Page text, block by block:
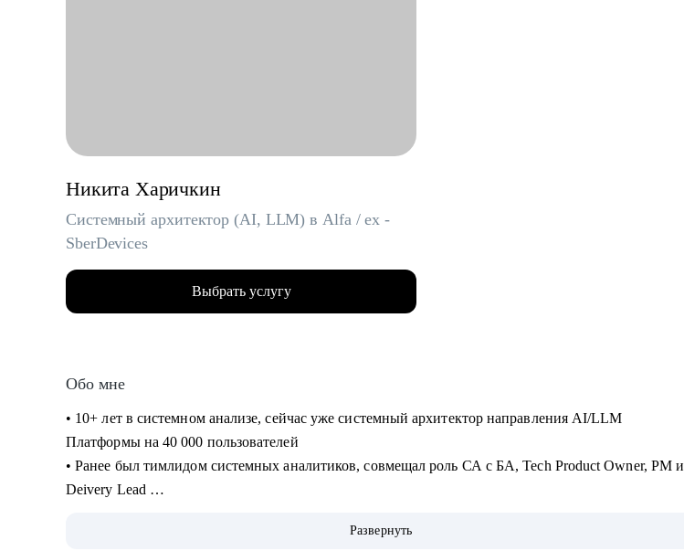
Никита Харичкин
Системный архитектор (AI, LLM) в Alfa / ex -
SberDevices
Выбрать услугу
Обо мне
• 10+ лет в системном анализе, сейчас уже системный архитектор направления AI/LLM
Платформы на 40 000 пользователей
• Ранее был тимлидом системных аналитиков, совмещал роль СА с БА, Tech Product Owner, PM и
Deivery Lead
• Запустил продукт на 330 000 пользователейРазвернуть